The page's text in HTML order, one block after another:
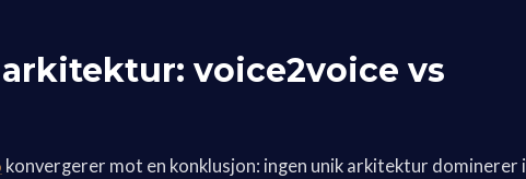
voice2voice vs
konvergerer mot en konklusjon: ingen unik arkitektur dominerer i